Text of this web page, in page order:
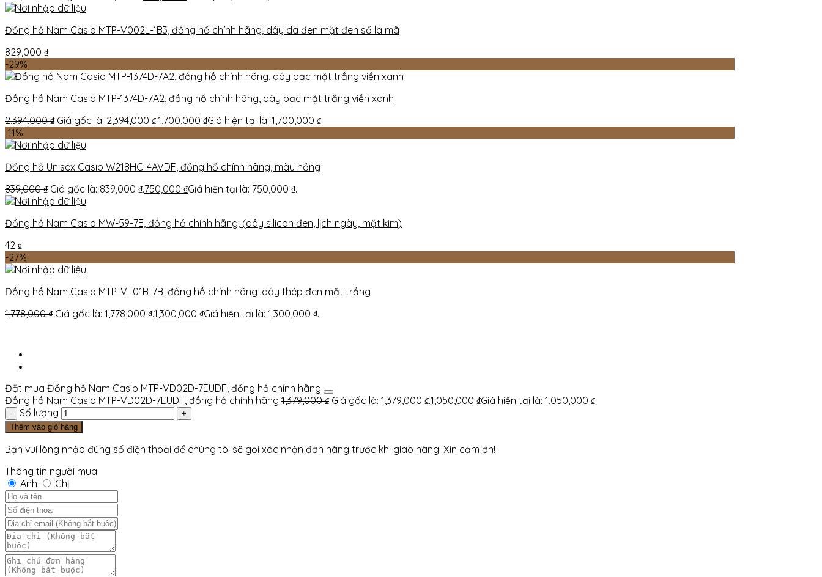
Đồng hồ Nam Casio MTP-V002L-1B3, đồng hồ chính hãng, dây da đen mặt đen số la mã
829,000 ₫
-29%
Đồng hồ Nam Casio MTP-1374D-7A2, đồng hồ chính hãng, dây bạc mặt trắng viền xanh
2,394,000₫ Giá gốc là: 2,394,000 ₫.1,700,000 ₫Giá hiện tại là: 1,700,000 ₫.
-11%
Đồng hồ Unisex Casio W218HC-4AVDF, đồng hồ chính hãng, màu hồng
839,000₫ Giá gốc là: 839,000 ₫.750,000 ₫Giá hiện tại là: 750,000 ₫.
Đồng hồ Nam Casio MW-59-7E, đồng hồ chính hãng, (dây silicon đen, lịch ngày, mặt kim)
42 ₫
-27%
Đồng hồ Nam Casio MTP-VT01B-7B, đồng hồ chính hãng, dây thép đen mặt trắng
1,778,000₫ Giá gốc là: 1,778,000 ₫.1,300,000 ₫Giá hiện tại là: 1,300,000 ₫.
Đặt mua Đồng hồ Nam Casio MTP-VD02D-7EUDF, đồng hồ chính hãng
Đồng hồ Nam Casio MTP-VD02D-7EUDF, đồng hồ chính hãng 1,379,000₫ Giá gốc là: 1,379,000 ₫.1,050,000 ₫Giá hiện tại là: 1,050,000 ₫.
Số lượng
Thêm vào giỏ hàng
Bạn vui lòng nhập đúng số điện thoại để chúng tôi sẽ gọi xác nhận đơn hàng trước khi giao hàng. Xin cảm ơn!
Thông tin người mua
Anh
Chị